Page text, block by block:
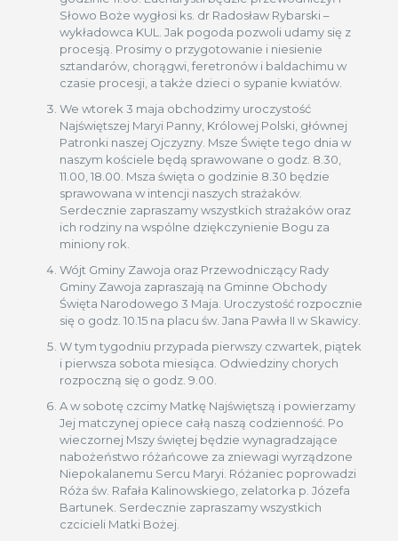
Słowo Boże wygłosi ks. dr Radosław Rybarski –
wykładowca KUL. Jak pogoda pozwoli udamy się z
procesją. Prosimy o przygotowanie i niesienie
sztandarów, chorągwi, feretronów i baldachimu w
czasie procesji, a także dzieci o sypanie kwiatów.
We wtorek 3 maja obchodzimy uroczystość
Najświętszej Maryi Panny, Królowej Polski, głównej
Patronki naszej Ojczyzny. Msze Święte tego dnia w
naszym kościele będą sprawowane o godz. 8.30,
11.00, 18.00. Msza święta o godzinie 8.30 będzie
sprawowana w intencji naszych strażaków.
Serdecznie zapraszamy wszystkich strażaków oraz
ich rodziny na wspólne dziękczynienie Bogu za
miniony rok.
Wójt Gminy Zawoja oraz Przewodniczący Rady
Gminy Zawoja zapraszają na Gminne Obchody
Święta Narodowego 3 Maja. Uroczystość rozpocznie
się o godz. 10.15 na placu św. Jana Pawła II w Skawicy.
W tym tygodniu przypada pierwszy czwartek, piątek
i pierwsza sobota miesiąca. Odwiedziny chorych
rozpoczną się o godz. 9.00.
A w sobotę czcimy Matkę Najświętszą i powierzamy
Jej matczynej opiece całą naszą codzienność. Po
wieczornej Mszy świętej będzie wynagradzające
nabożeństwo różańcowe za zniewagi wyrządzone
Niepokalanemu Sercu Maryi. Różaniec poprowadzi
Róża św. Rafała Kalinowskiego, zelatorka p. Józefa
Bartunek. Serdecznie zapraszamy wszystkich
czcicieli Matki Bożej.